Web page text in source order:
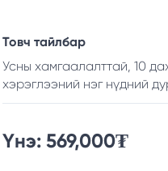
Товч тайлбар
Усны хамгаалалттай, 10
хэрэглээний нэг нүдний
Үнэ: 569,000₮